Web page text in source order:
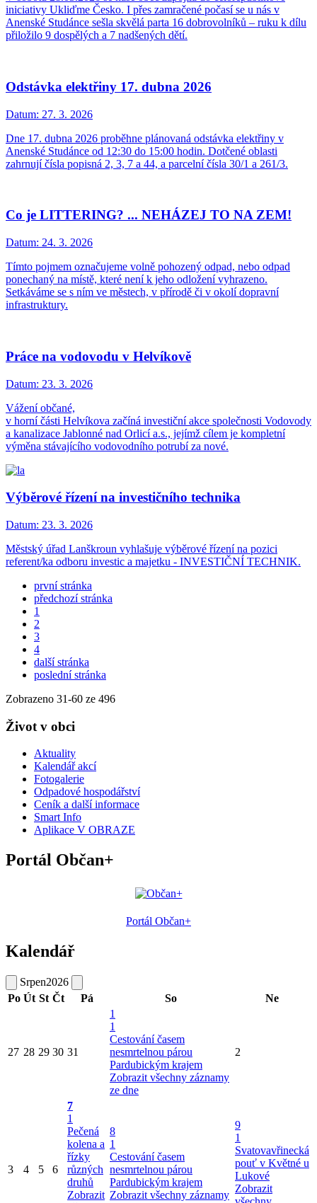
iniciativy Ukliďme Česko. I přes zamračené počasí se u nás v
Anenské Studánce sešla skvělá parta 16 dobrovolníků – ruku k dílu
přiložilo 9 dospělých a 7 nadšených dětí.
Odstávka elektřiny 17. dubna 2026
Datum: 27. 3. 2026
Dne 17. dubna 2026 proběhne plánovaná odstávka elektřiny v
Anenské Studánce od 12:30 do 15:00 hodin. Dotčené oblasti
zahrnují čísla popisná 2, 3, 7 a 44, a parcelní čísla 30/1 a 261/3.
Co je LITTERING? ... NEHÁZEJ TO NA ZEM!
Datum: 24. 3. 2026
Tímto pojmem označujeme volně pohozený odpad, nebo odpad
ponechaný na místě, které není k jeho odložení vyhrazeno.
Setkáváme se s ním ve městech, v přírodě či v okolí dopravní
infrastruktury.
Práce na vodovodu v Helvíkově
Datum: 23. 3. 2026
Vážení občané,
v horní části Helvíkova začíná investiční akce společnosti Vodovody
a kanalizace Jablonné nad Orlicí a.s., jejímž cílem je kompletní
výměna stávajícího vodovodního potrubí za nové.
Výběrové řízení na investičního technika
Datum: 23. 3. 2026
Městský úřad Lanškroun vyhlašuje výběrové řízení na pozici
referent/ka odboru investic a majetku - INVESTIČNÍ TECHNIK.
první stránka
předchozí stránka
1
2
3
4
další stránka
poslední stránka
Zobrazeno 31-60 ze 496
Život v obci
Aktuality
Kalendář akcí
Fotogalerie
Odpadové hospodářství
Ceník a další informace
Smart Info
Aplikace V OBRAZE
Portál Občan+
Portál Občan+
Kalendář
Srpen2026
Po Út St Čt Pá So Ne
27 28 29 30 31
1
1
Cestování časem
nesmrtelnou párou
Pardubickým krajem
Zobrazit všechny záznamy
ze dne
2
3 4 5 6
7
1
Pečená
kolena a
řízky
různých
druhů
Zobrazit
8
1
Cestování časem
nesmrtelnou párou
Pardubickým krajem
Zobrazit všechny záznamy
9
1
Svatovavřinecká
pouť v Květné u
Lukové
Zobrazit